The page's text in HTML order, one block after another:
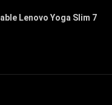
Lenovo Yoga Slim 7